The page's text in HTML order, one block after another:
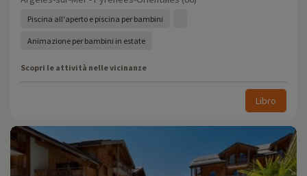
Piscina all'aperto e piscina per bambini
Animazione per bambini in estate
Scopri le attività nelle vicinanze
Libro